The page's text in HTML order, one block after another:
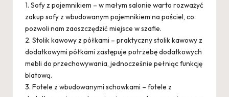
1. Sofy z pojemnikiem – w małym salonie warto rozważyć
zakup sofy z wbudowanym pojemnikiem na pościel, co
pozwoli nam zaoszczędzić miejsce w szafie.
2. Stolik kawowy z półkami – praktyczny stolik kawowy z
dodatkowymi półkami zastępuje potrzebę dodatkowych
mebli do przechowywania, jednocześnie pełniąc funkcję
blatową.
3. Fotele z wbudowanymi schowkami – fotele z